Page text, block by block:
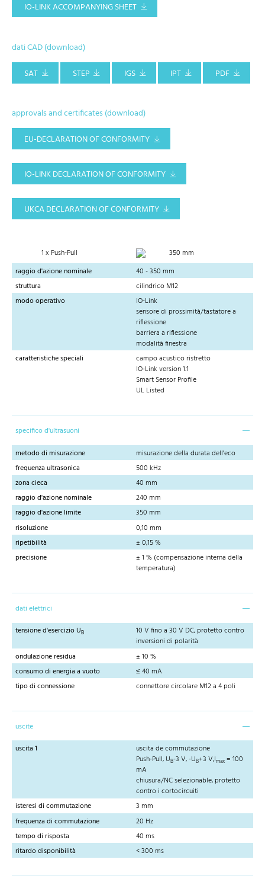
IO-LINK ACCOMPANYING SHEET
dati CAD (download)
SAT
STEP IGS IPT PDF
approvals and certificates (download)
EU-DECLARATION OF CONFORMITY
IO-LINK DECLARATION OF CONFORMITY
UKCA DECLARATION OF CONFORMITY
1 x Push-Pull
350 mm
raggio d'azione nominale
40 - 350 mm
struttura
cilindrico M12
modo operativo
IO-Link
sensore di prossimità/tastatore a
riflessione
barriera a riflessione
modalità finestra
caratteristiche speciali
campo acustico ristretto
IO-Link version 1.1
Smart Sensor Profile
UL Listed
specifico d'ultrasuoni
metodo di misurazione
misurazione della durata dell'eco
frequenza ultrasonica
500 kHz
zona cieca
40 mm
raggio d'azione nominale
240 mm
raggio d'azione limite
350 mm
risoluzione
0,10 mm
ripetibilità
± 0,15 %
precisione
± 1 % (compensazione interna della
temperatura)
dati elettrici
tensione d'esercizio UB
10 V fino a 30 V DC, protetto contro
inversioni di polarità
ondulazione residua
± 10 %
consumo di energia a vuoto
≤ 40 mA
tipo di connessione
connettore circolare M12 a 4 poli
uscite
uscita 1
uscita de commutazione
Push-Pull, UB-3 V, -UB+3 V,Imax = 100
mA
chiusura/NC selezionable, protetto
contro i cortocircuiti
isteresi di commutazione
3 mm
frequenza di commutazione
20 Hz
tempo di risposta
40 ms
ritardo disponibilità
< 300 ms